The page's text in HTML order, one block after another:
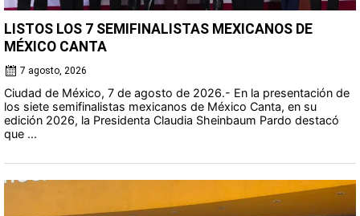
LISTOS LOS 7 SEMIFINALISTAS MEXICANOS DE
MÉXICO CANTA
7 agosto, 2026
Ciudad de México, 7 de agosto de 2026.- En la presentación de
los siete semifinalistas mexicanos de México Canta, en su
edición 2026, la Presidenta Claudia Sheinbaum Pardo destacó
que ...